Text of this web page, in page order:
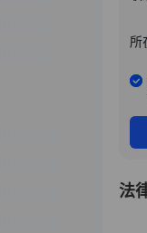
所
法